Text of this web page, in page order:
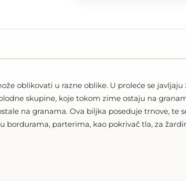
oblikovati u razne oblike. U proleće se
skupine, koje tokom zime ostaju na
na granama. Ova biljka poseduje trnove, te
bordurama, parterima, kao pokrivač tla, za